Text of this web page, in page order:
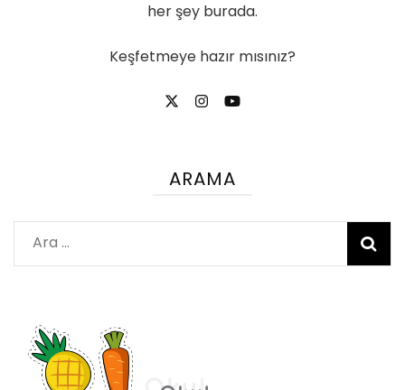
her şey burada.
Keşfetmeye hazır mısınız?
ARAMA
Arama: